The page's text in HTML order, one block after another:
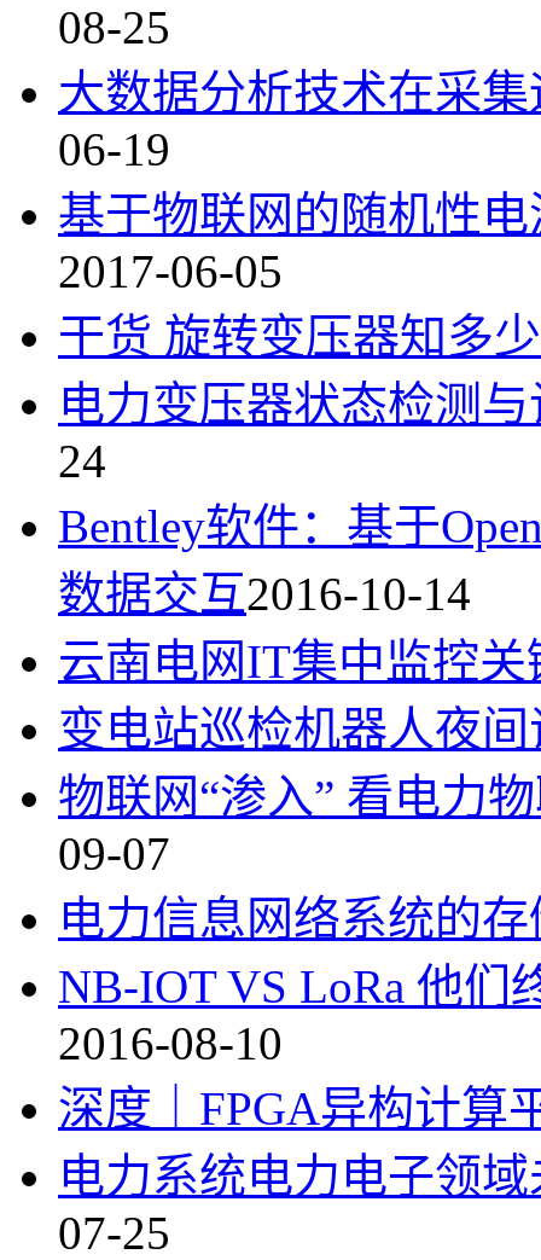
08-25
大数据分析技术在采
06-19
基于物联网的随机性
2017-06-05
干货 旋转变压器知多少
电力变压器状态检测
24
Bentley软件：基于
数据交互2016-10-14
云南电网IT集中监控关
变电站巡检机器人夜
物联网“渗入” 看电力
09-07
电力信息网络系统的
NB-IOT VS LoRa 他
2016-08-10
深度｜FPGA异构计算
电力系统电力电子领
07-25